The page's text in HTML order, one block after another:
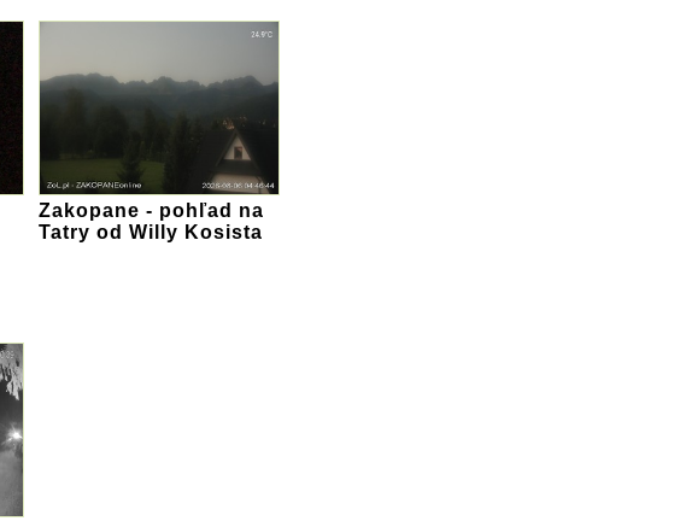
Zakopane - pohľad na
Tatry od Willy Kosista